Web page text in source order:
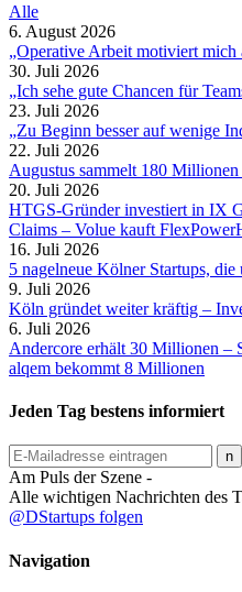
Alle
6. August 2026
„Operative Arbeit motiviert mich
30. Juli 2026
„Ich sehe gute Chancen für
23. Juli 2026
„Zu Beginn besser auf wenige
22. Juli 2026
Augustus sammelt 180 Millionen
20. Juli 2026
HTGS-Gründer investiert in IX
Claims – Volue kauft
16. Juli 2026
5 nagelneue Kölner Startups, die
9. Juli 2026
Köln gründet weiter kräftig –
6. Juli 2026
Andercore erhält 30 Millionen –
alqem bekommt 8 Millionen
Jeden Tag bestens informiert
Am Puls der Szene -
Alle wichtigen Nachrichten des
@DStartups folgen
Navigation